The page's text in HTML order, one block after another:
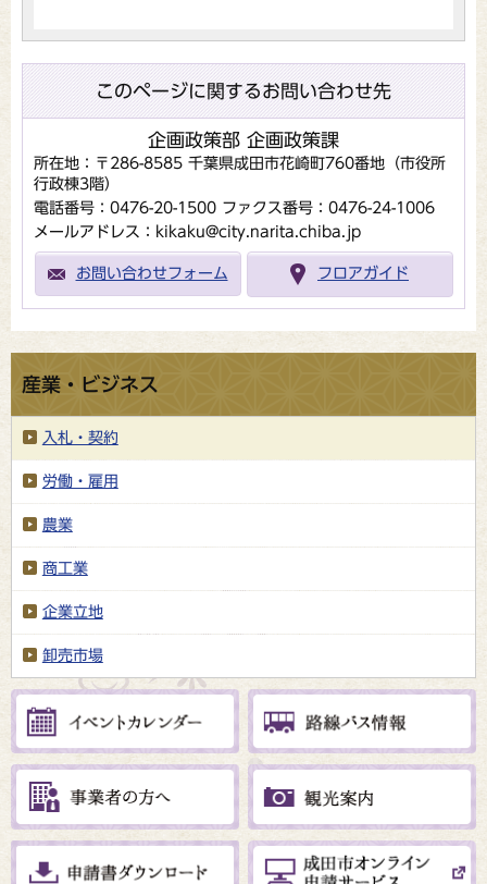
このページに関するお問い合わせ先
企画政策部 企画政策課
所在地：〒286-8585 千葉県成田市花崎町760番地（市役所
行政棟3階）
電話番号：0476-20-1500 ファクス番号：0476-24-1006
メールアドレス：kikaku@city.narita.chiba.jp
お問い合わせフォーム フロアガイド
産業・ビジネス
入札・契約
労働・雇用
農業
商工業
企業立地
卸売市場